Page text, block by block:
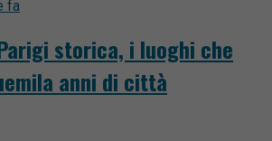
fa
storica, i luoghi che
anni di città